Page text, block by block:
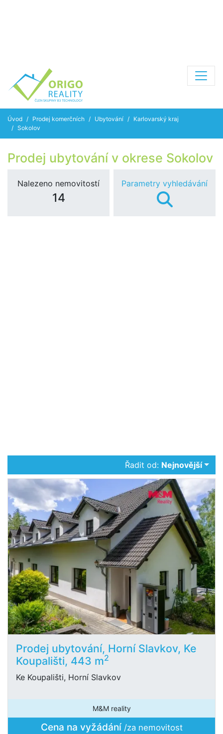
Úvod Prodej komerčních Ubytování
Karlovarský kraj
Sokolov
Prodej ubytování v okrese Sokolov
Nalezeno nemovitostí
14
Parametry vyhledávání
Řadit od: Nejnovější
Prodej ubytování, Horní Slavkov, Ke
Koupališti, 443 m2
Ke Koupališti, Horní Slavkov
M&M reality
Cena na vyžádání /za nemovitost